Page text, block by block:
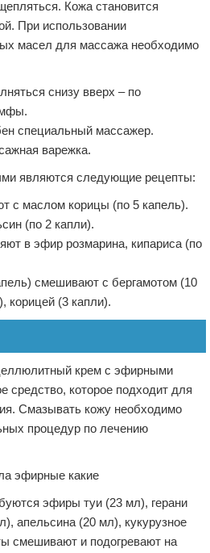
Кожа становится
При использовании
масел для массажа необходимо
снизу вверх – по
специальный массажер.
варежка.
являются следующие рецепты:
с маслом корицы (по 5 капель).
(по 2 капли).
в эфир розмарина, кипариса (по
смешивают с бергамотом (10
корицей (3 капли).
крем с эфирными
средство, которое подходит для
Смазывать кожу необходимо
процедур по лечению
эфиры туи (23 мл), герани
апельсина (20 мл), кукурузное
смешивают и подогревают на